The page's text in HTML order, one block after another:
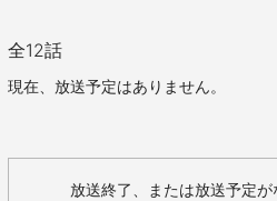
全12話
現在、放送予定はありません。
放送終了、または放送予定